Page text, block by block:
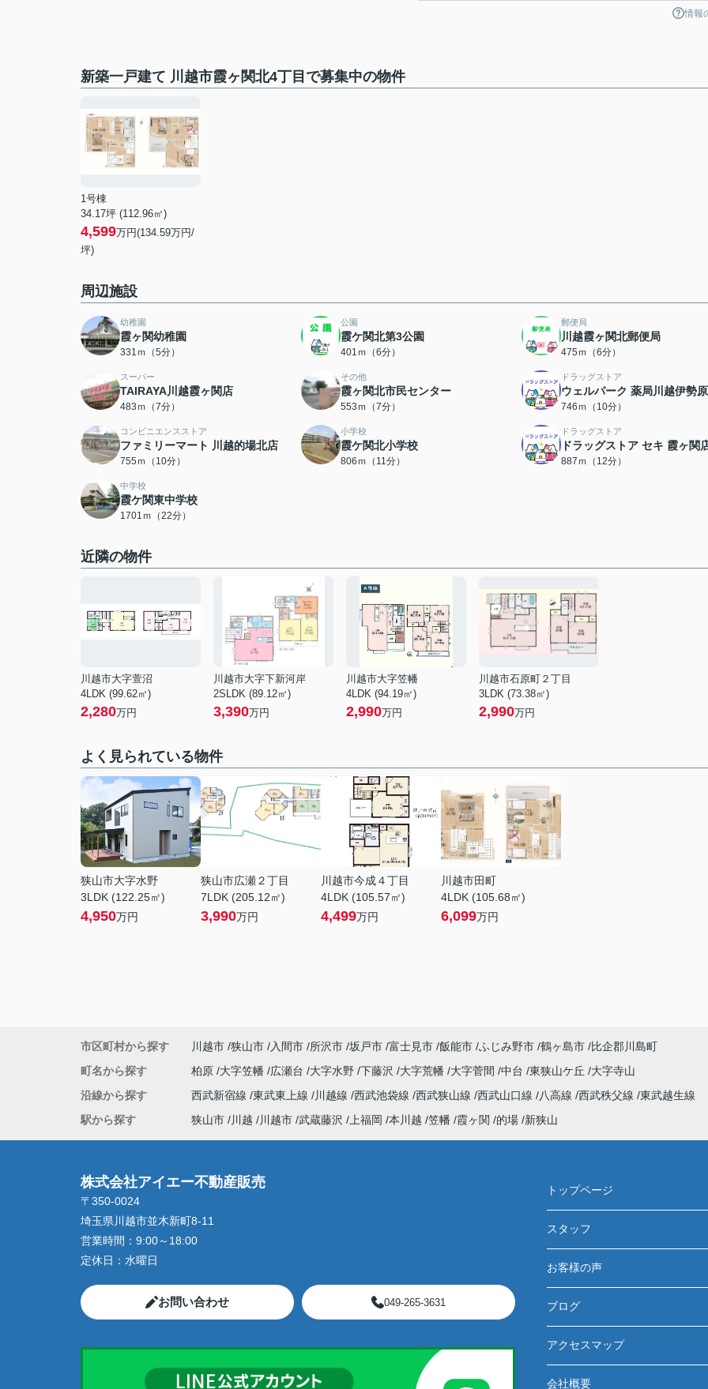
情報
新築一戸建て 川越市霞ヶ関北4丁目で募集中の物件
1号棟
34.17坪 (112.96㎡)
4,599万円(134.59万円/
坪)
周辺施設
幼稚園
霞ヶ関幼稚園
331ｍ（5分）
公園
霞ケ関北第3公園
401ｍ（6分）
郵便局
川越霞ヶ関北郵便局
475ｍ（6分）
スーパー
TAIRAYA川越霞ヶ関店
483ｍ（7分）
その他
霞ヶ関北市民センター
553ｍ（7分）
ドラッグストア
ウェルパーク 薬局川越伊勢
746ｍ（10分）
コンビニエンスストア
ファミリーマート 川越的場北店
755ｍ（10分）
小学校
霞ケ関北小学校
806ｍ（11分）
ドラッグストア
ドラッグストア セキ 霞ヶ関
887ｍ（12分）
中学校
霞ケ関東中学校
1701ｍ（22分）
近隣の物件
川越市大字萱沼
4LDK (99.62㎡)
2,280万円
川越市大字下新河岸
2SLDK (89.12㎡)
3,390万円
川越市大字笠幡
4LDK (94.19㎡)
2,990万円
川越市石原町２丁目
3LDK (73.38㎡)
2,990万円
よく見られている物件
狭山市大字水野
3LDK (122.25㎡)
4,950万円
狭山市広瀬２丁目
7LDK (205.12㎡)
3,990万円
川越市今成４丁目
4LDK (105.57㎡)
4,499万円
川越市田町
4LDK (105.68㎡)
6,099万円
市区町村から探す 川越市 狭山市 入間市 所沢市 坂戸市 富士見市 飯能市 ふじみ野市 鶴ヶ島市
比企郡川島町
町名から探す
柏原 大字笠幡 広瀬台 大字水野 下藤沢 大字荒幡 大字菅間 中台 東狭山ケ丘
大字寺山
沿線から探す
西武新宿線 東武東上線 川越線 西武池袋線 西武狭山線 西武山口線 八高線 西武秩父線 東武越生線
駅から探す
狭山市 川越 川越市 武蔵藤沢 上福岡 本川越 笠幡 霞ヶ関 的場 新狭山
株式会社アイエー不動産販売
〒350-0024
埼玉県川越市並木新町8-11
営業時間： 9:00～18:00
定休日： 水曜日
お問い合わせ 049-265-3631
トップページ
スタッフ
お客様の声
ブログ
アクセスマップ
会社概要